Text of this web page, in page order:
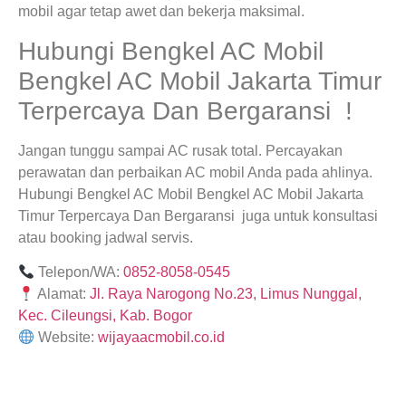
mobil agar tetap awet dan bekerja maksimal.
Hubungi Bengkel AC Mobil
Bengkel AC Mobil Jakarta Timur
Terpercaya Dan Bergaransi !
Jangan tunggu sampai AC rusak total. Percayakan
perawatan dan perbaikan AC mobil Anda pada ahlinya.
Hubungi Bengkel AC Mobil Bengkel AC Mobil Jakarta
Timur Terpercaya Dan Bergaransi juga untuk konsultasi
atau booking jadwal servis.
Telepon/WA:0852-8058-0545
Alamat:Jl. Raya Narogong No.23, Limus Nunggal,
Kec. Cileungsi, Kab. Bogor
Website:wijayaacmobil.co.id